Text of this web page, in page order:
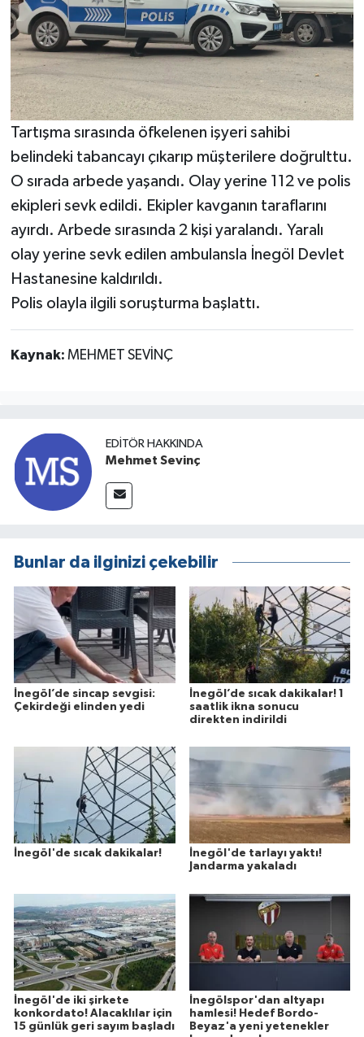
Tartışma sırasında öfkelenen işyeri sahibi
belindeki tabancayı çıkarıp müşterilere doğrulttu.
O sırada arbede yaşandı. Olay yerine 112 ve polis
ekipleri sevk edildi. Ekipler kavganın taraflarını
ayırdı. Arbede sırasında 2 kişi yaralandı. Yaralı
olay yerine sevk edilen ambulansla İnegöl Devlet
Hastanesine kaldırıldı.
Polis olayla ilgili soruşturma başlattı.
Kaynak: MEHMET SEVİNÇ
EDITÖR HAKKINDA
Mehmet Sevinç
Bunlar da ilginizi çekebilir
İnegöl’de sincap sevgisi:
Çekirdeği elinden yedi
İnegöl’de sıcak dakikalar! 1
saatlik ikna sonucu
direkten indirildi
İnegöl'de sıcak dakikalar!
İnegöl'de tarlayı yaktı!
Jandarma yakaladı
İnegöl'de iki şirkete
konkordato! Alacaklılar için
15 günlük geri sayım başladı
İnegölspor'dan altyapı
hamlesi! Hedef Bordo-
Beyaz'a yeni yetenekler